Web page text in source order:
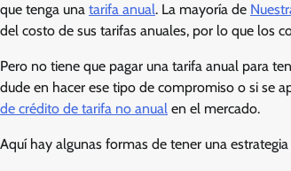
que tenga una tarifa anual. La mayoría de
del costo de sus tarifas anuales, por lo que los
Pero no tiene que pagar una tarifa anual para
dude en hacer ese tipo de compromiso o si se
de crédito de tarifa no anual en el mercado.
Aquí hay algunas formas de tener una